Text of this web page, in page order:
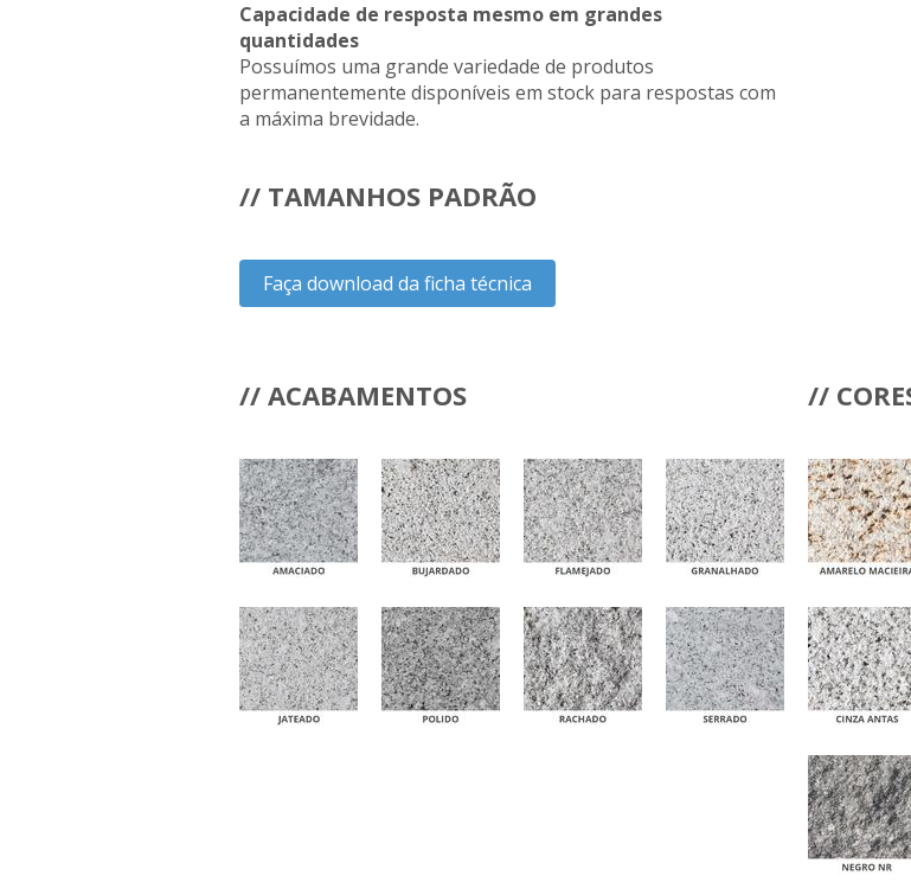
Capacidade de resposta mesmo em grandes
quantidades
Possuímos uma grande variedade de produtos
permanentemente disponíveis em stock para respostas com
a máxima brevidade.
// TAMANHOS PADRÃO
Faça download da ficha técnica
// ACABAMENTOS //